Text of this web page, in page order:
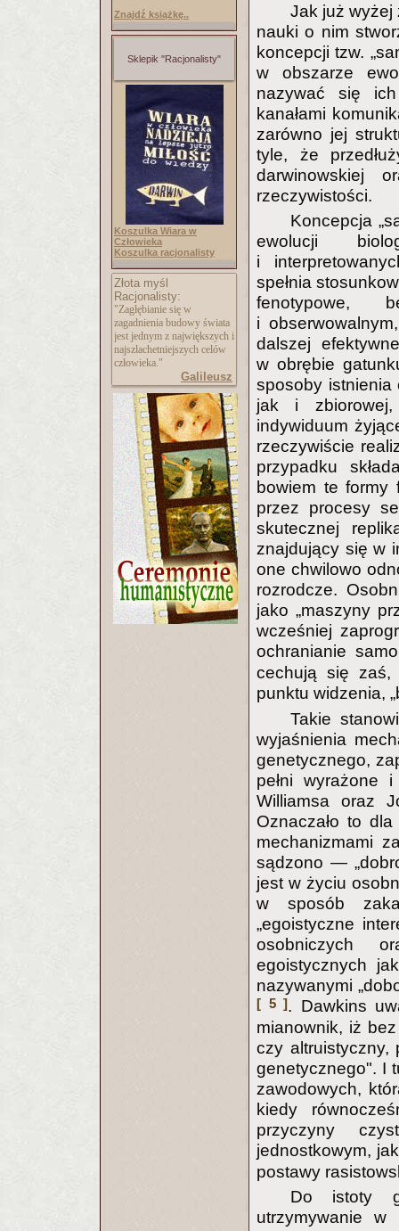
Znajdź książkę..
Sklepik "Racjonalisty"
Koszulka Wiara w
Człowieka
Koszulka racjonalisty
Złota myśl
Racjonalisty:
"Zagłębianie się w
zagadnienia budowy świata
jest jednym z największych i
najszlachetniejszych celów
człowieka."
Galileusz
Jak już
nauki o nim
koncepcji tzw.
w obszarze
nazywać się
kanałami
zarówno jej
tyle, że
darwinowskiej
rzeczywistości.
Koncepcja
ewolucji
i
spełnia
fenotypowe,
i
dalszej
w obrębie
sposoby istnienia
jak i
indywiduum
rzeczywiście
przypadku
bowiem te formy
przez procesy
skutecznej
znajdujący się w
one chwilowo
rozrodcze.
jako „maszyny
wcześniej
ochranianie
cechują się zaś,
punktu widzenia,
Takie
wyjaśnienia
genetycznego,
pełni wyrażone
Williamsa oraz
Oznaczało to
mechanizmami
sądzono —
jest w życiu
w sposób
„egoistyczne
osobniczych
egoistycznych
nazywanymi
[ 5 ]. Dawkins
mianownik, iż
czy altruistyczny,
genetycznego". I
zawodowych,
kiedy
przyczyny
jednostkowym,
postawy
Do istoty
utrzymywanie